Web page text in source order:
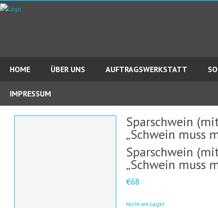
HOME ÜBER UNS AUFTRAGSWERKSTATT
IMPRESSUM
Sparschwein
„Schwein muss
Sparschwein
„Schwein muss
€68
Nicht am Lager